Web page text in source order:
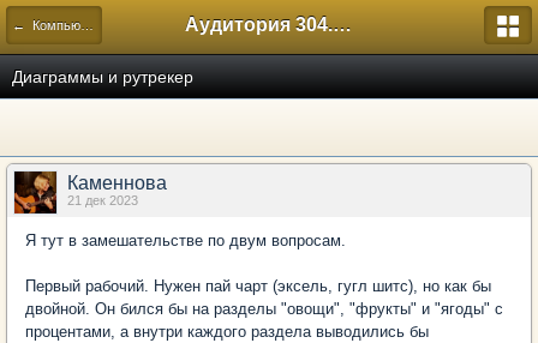
← Компьютерный Аудитория 304. История России
Диаграммы и рутрекер
Каменнова
21 дек 2023
Я тут в замешательстве по двум вопросам.
Первый рабочий. Нужен пай чарт (эксель, гугл шитс), но как бы
двойной. Он бился бы на разделы "овощи", "фрукты" и "ягоды" с
процентами, а внутри каждого раздела выводились бы